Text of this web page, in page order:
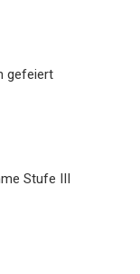
gefeiert
Stufe III